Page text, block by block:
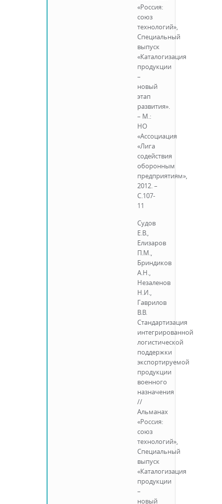
«Россия:
союз
технологий»,
Специальный
выпуск
«Каталогизация
продукции
–
новый
этап
развития».
– М.:
НО
«Ассоциация
«Лига
содействия
оборонным
предприятиям»,
2012. –
С.107-
11
Судов
Е.В.,
Елизаров
П.М.,
Бриндиков
А.Н.,
Незаленов
Н.И.,
Гаврилов
В.В.
Стандартизация
интегрированной
логистической
поддержки
экспортируемой
продукции
военного
назначения
//
Альманах
«Россия:
союз
технологий»,
Специальный
выпуск
«Каталогизация
продукции
–
новый